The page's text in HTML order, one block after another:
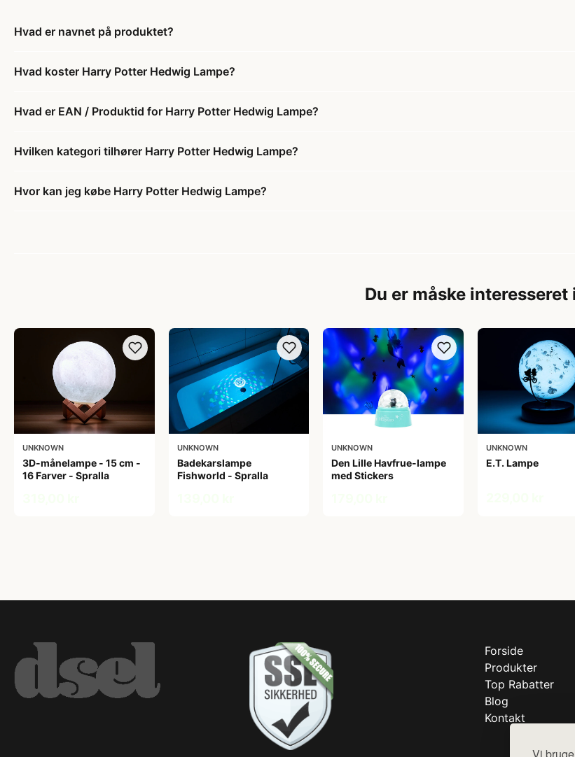
Hvad er navnet på produktet?
Hvad koster Harry Potter Hedwig Lampe?
Hvad er EAN / Produktid for Harry Potter Hedwig Lampe?
Hvilken kategori tilhører Harry Potter Hedwig Lampe?
Hvor kan jeg købe Harry Potter Hedwig Lampe?
Du er måske interesseret
UNKNOWN
3D-månelampe - 15 cm -
16 Farver - Spralla
UNKNOWN
Badekarslampe
Fishworld - Spralla
UNKNOWN
Den Lille Havfrue-lampe
med Stickers
UNKNOWN
E.T. Lampe
Forside
Produkter
Top Rabatter
Blog
Kontakt